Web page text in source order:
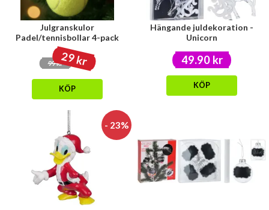
Julgranskulor
Padel/tennisbollar 4-pack
99 kr29 kr
KÖP
Hängande juldekoration -
Unicorn
49.90 kr
KÖP
- 23%